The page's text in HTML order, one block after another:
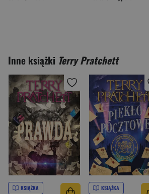
Inne książki Terry Pratchett
KSIĄŻKA KSIĄŻKA